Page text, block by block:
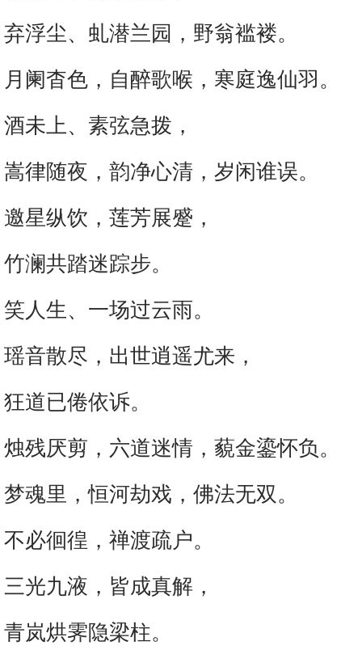
弃浮尘、虬潜兰园，野翁褴褛。
月阑杳色，自醉歌喉，寒庭逸仙羽。
酒未上、素弦急拨，
嵩律随夜，韵净心清，岁闲谁误。
邀星纵饮，莲芳展蹙，
竹澜共踏迷踪步。
笑人生、一场过云雨。
瑶音散尽，出世逍遥尤来，
狂道已倦依诉。
烛残厌剪，六道迷情，藐金鎏怀负。
梦魂里，恒河劫戏，佛法无双。
不必徊徨，禅渡疏户。
三光九液，皆成真解，
青岚烘霁隐梁柱。